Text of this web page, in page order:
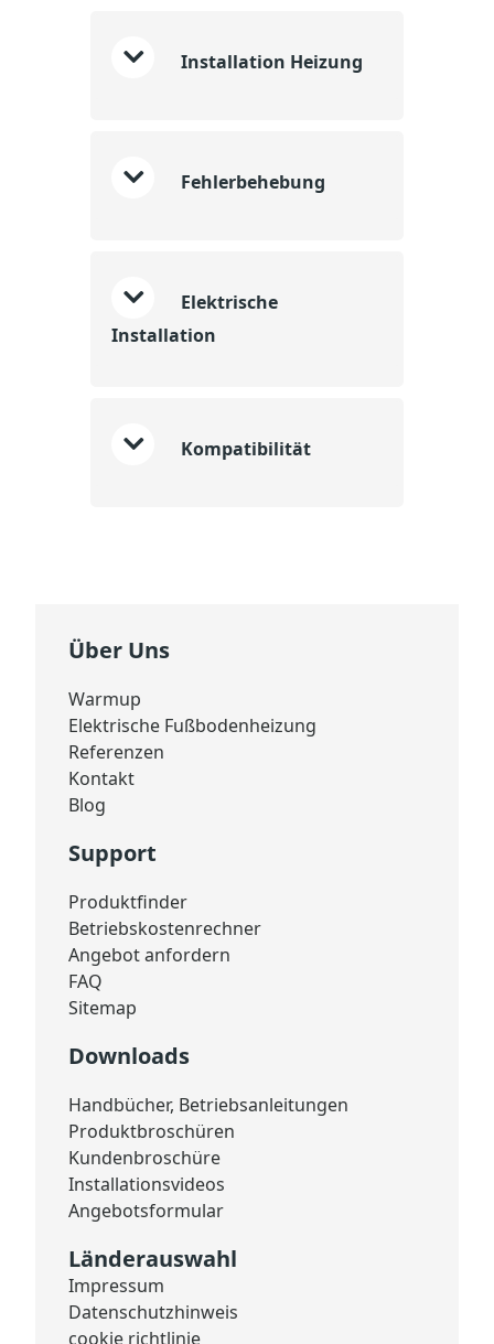
Installation Heizung
Fehlerbehebung
Elektrische
Installation
Kompatibilität
Über Uns
Warmup
Elektrische Fußbodenheizung
Referenzen
Kontakt
Blog
Support
Produktfinder
Betriebskostenrechner
Angebot anfordern
FAQ
Sitemap
Downloads
Handbücher, Betriebsanleitungen
Produktbroschüren
Kundenbroschüre
Installationsvideos
Angebotsformular
Länderauswahl
Impressum
Datenschutzhinweis
cookie richtlinie